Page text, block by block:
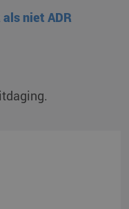
als niet ADR